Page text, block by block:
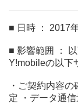
■ 日時 ： 2017
■ 影響範囲 ：
Y!mobileの以下
・ご契約内容
定 ・データ通